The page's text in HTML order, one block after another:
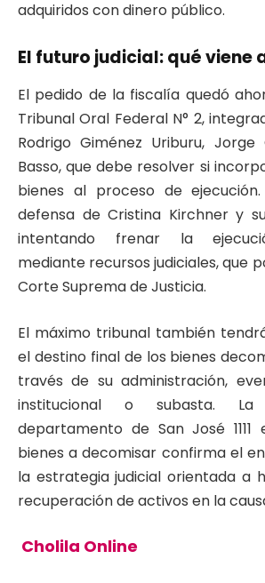
adquiridos con dinero público.
El futuro judicial: qué viene
El pedido de la fiscalía quedó
Tribunal Oral Federal N° 2,
Rodrigo Giménez Uriburu,
Basso, que debe resolver si
bienes al proceso de
defensa de Cristina Kirchner y
intentando frenar la
mediante recursos judiciales, que
Corte Suprema de Justicia.
El máximo tribunal también
el destino final de los bienes
través de su administración,
institucional o subasta.
departamento de San José
bienes a decomisar confirma el
la estrategia judicial orientada a
recuperación de activos en la
Cholila Online